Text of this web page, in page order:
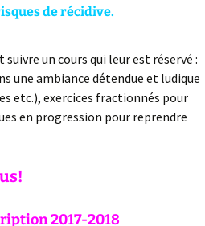
de récidive.
un cours qui leur est réservé :
une ambiance détendue et ludique
etc.), exercices fractionnés pour
en progression pour reprendre
2017-2018